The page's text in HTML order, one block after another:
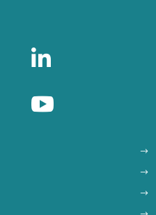

